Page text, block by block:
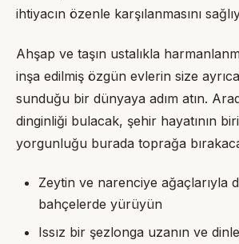
ihtiyacın özenle karşılanmasını
Ahşap ve taşın ustalıkla
inşa edilmiş özgün evlerin size
sunduğu bir dünyaya adım atın.
dinginliği bulacak, şehir hayatının
yorgunluğu burada toprağa
Zeytin ve narenciye ağaçlarıyla
bahçelerde yürüyün
Issız bir şezlonga uzanın ve